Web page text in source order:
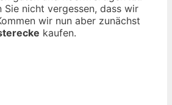
nicht vergessen, dass wir
wir nun aber zunächst
kaufen.